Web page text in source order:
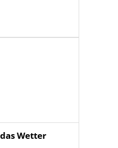
Wetter